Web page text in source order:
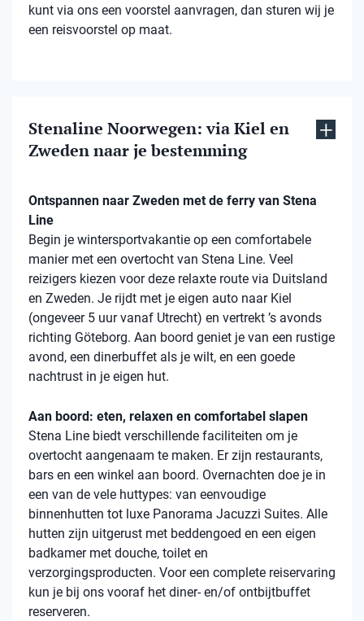
kunt via ons een voorstel aanvragen, dan sturen wij je
een reisvoorstel op maat.
Stenaline Noorwegen: via Kiel en
Zweden naar je bestemming
Ontspannen naar Zweden met de ferry van Stena
Line
Begin je wintersportvakantie op een comfortabele
manier met een overtocht van Stena Line. Veel
reizigers kiezen voor deze relaxte route via Duitsland
en Zweden. Je rijdt met je eigen auto naar Kiel
(ongeveer 5 uur vanaf Utrecht) en vertrekt ’s avonds
richting Göteborg. Aan boord geniet je van een rustige
avond, een dinerbuffet als je wilt, en een goede
nachtrust in je eigen hut.
Aan boord: eten, relaxen en comfortabel slapen
Stena Line biedt verschillende faciliteiten om je
overtocht aangenaam te maken. Er zijn restaurants,
bars en een winkel aan boord. Overnachten doe je in
een van de vele huttypes: van eenvoudige
binnenhutten tot luxe Panorama Jacuzzi Suites. Alle
hutten zijn uitgerust met beddengoed en een eigen
badkamer met douche, toilet en
verzorgingsproducten. Voor een complete reiservaring
kun je bij ons vooraf het diner- en/of ontbijtbuffet
reserveren.